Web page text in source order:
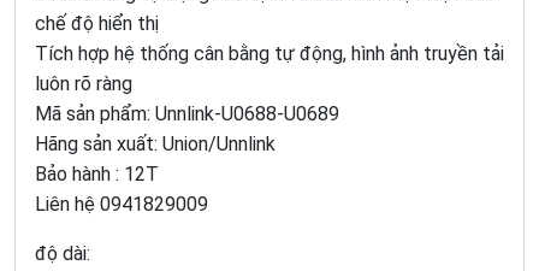
chế độ hiển thị
Tích hợp hệ thống cân bằng tự động, hình ảnh truyền tải
luôn rõ ràng
Mã sản phẩm: Unnlink-U0688-U0689
Hãng sản xuất: Union/Unnlink
Bảo hành : 12T
Liên hệ 0941829009
độ dài: